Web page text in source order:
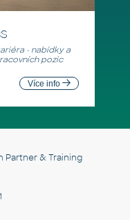
- nabídky a
pozic
Více info
Partner & Training